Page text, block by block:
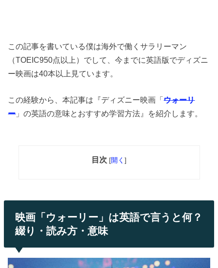
この記事を書いている僕は海外で働くサラリーマン
（TOEIC950点以上）でして、今までに英語版でディズニ
ー映画は40本以上見ています。
この経験から、本記事は『ディズニー映画「ウォーリ
ー」の英語の意味とおすすめ学習方法』を紹介します。
目次 [開く ]
映画「ウォーリー」は英語で言うと何？
綴り・読み方・意味